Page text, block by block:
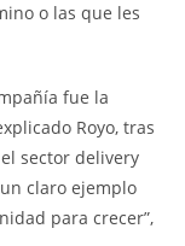
o las que les
fue la
Royo, tras
sector delivery
claro ejemplo
para crecer”,